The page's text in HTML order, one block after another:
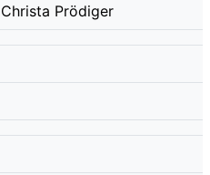
Prödiger